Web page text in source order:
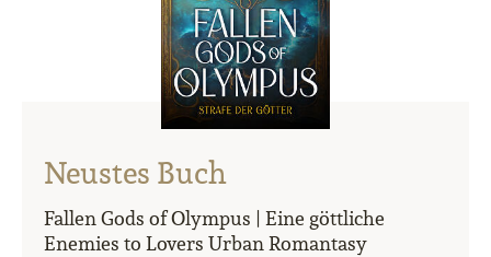
Neustes Buch
Fallen Gods of Olympus | Eine göttliche
Enemies to Lovers Urban Romantasy